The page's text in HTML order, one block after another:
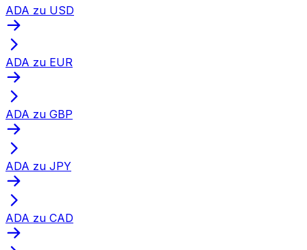
ADA zu USD
ADA zu EUR
ADA zu GBP
ADA zu JPY
ADA zu CAD